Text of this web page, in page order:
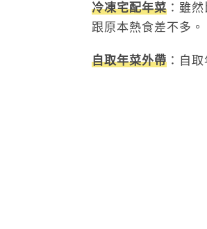
冷凍宅配年菜 ：雖
跟原本熱食差不多。
自取年菜外帶 ：自